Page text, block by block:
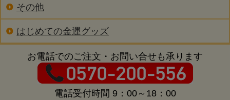
その他
はじめての金運グッズ
お電話でのご注文・お問い合せも承ります
電話受付時間 9：00～18：00